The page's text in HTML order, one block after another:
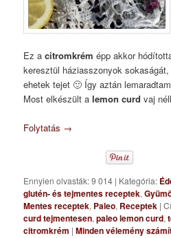
Ez acitromkrém épp akkor
keresztül háziasszonyok
ehetek tejet 🙂 Így aztán
Most elkészült alemon curd vaj
Folytatás →
Ennyien olvasták: 9 014 | Kategória:
glutén- és tejmentes receptek,
Mentes receptek, Paleo, Receptek |
curd tejmentesen,paleo lemon curd,
citromkrém |Minden vélemény